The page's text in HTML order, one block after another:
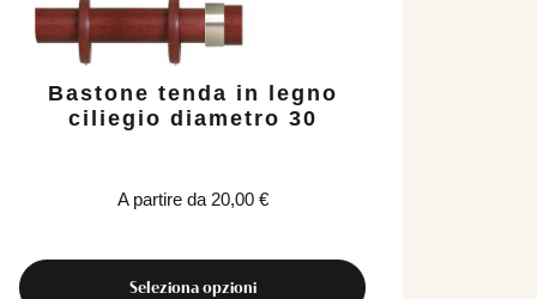
Bastone tenda in legno
ciliegio diametro 30
A partire da 20,00 €
Seleziona opzioni